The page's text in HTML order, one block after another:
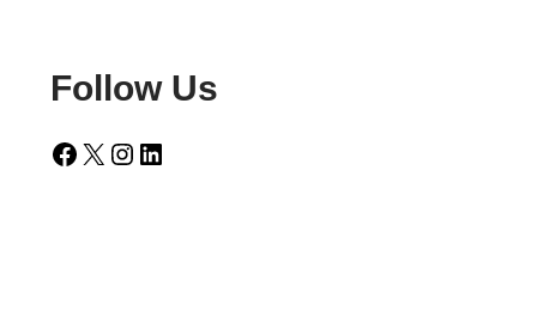
Follow Us
Facebook X Instagram LinkedIn